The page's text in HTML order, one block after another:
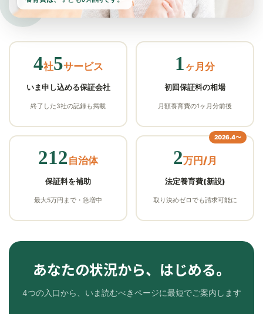
4社5サービス
いま申し込める保証会社
終了した3社の記録も掲載
1 ヶ月分
初回保証料の相場
月額養育費の1ヶ月分前後
212 自治体
保証料を補助
最大5万円まで・急増中
2026.4〜
2万円/月
法定養育費(新設)
取り決めゼロでも請求可能に
あなたの状況から、はじめる。
4つの入口から、いま読むべきページに最短でご案内します